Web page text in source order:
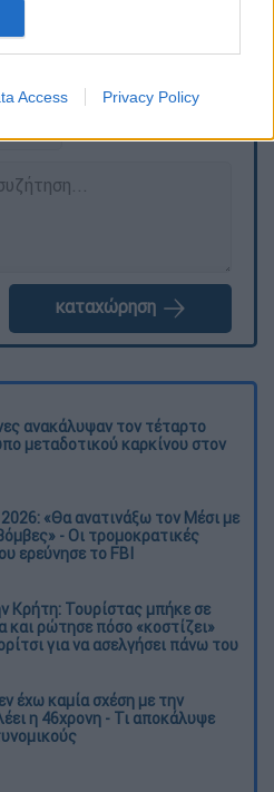
Access Privacy Policy
καταχώρηση
ανακάλυψαν τον τέταρτο
μεταδοτικού καρκίνου στον
«Θα ανατινάξω τον Μέσι με
- Οι τρομοκρατικές
ερεύνησε το FBI
Κρήτη: Τουρίστας μπήκε σε
και ρώτησε πόσο «κοστίζει»
για να ασελγήσει πάνω του
έχω καμία σχέση με την
η 46χρονη - Τι αποκάλυψε